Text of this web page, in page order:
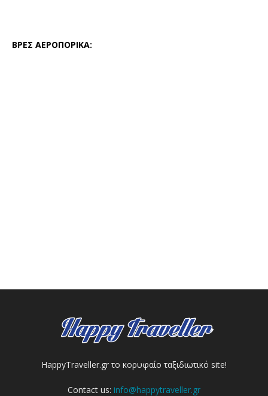
ΒΡΕΣ ΑΕΡΟΠΟΡΙΚΑ:
HappyTraveller.gr το κορυφαίο ταξιδιωτικό site!
Contact us: info@happytraveller.gr